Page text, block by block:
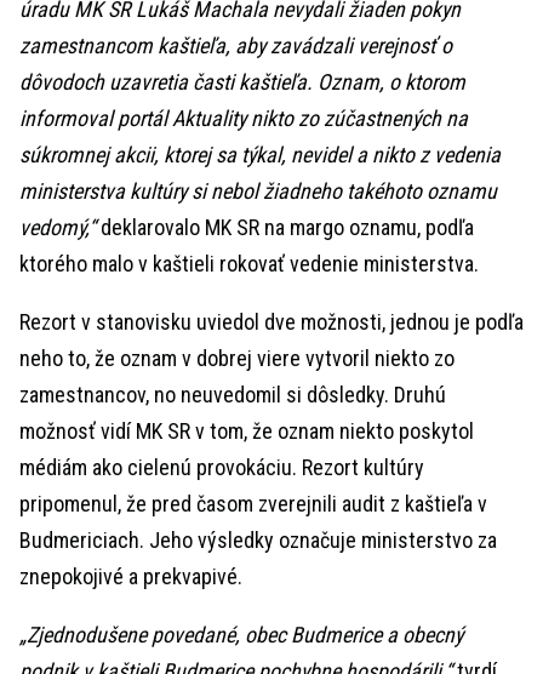
úradu MK SR Lukáš Machala nevydali žiaden pokyn
zamestnancom kaštieľa, aby zavádzali verejnosť o
dôvodoch uzavretia časti kaštieľa. Oznam, o ktorom
informoval portál Aktuality nikto zo zúčastnených na
súkromnej akcii, ktorej sa týkal, nevidel a nikto z vedenia
ministerstva kultúry si nebol žiadneho takéhoto oznamu
vedomý,“deklarovalo MK SR na margo oznamu, podľa
ktorého malo v kaštieli rokovať vedenie ministerstva.
Rezort v stanovisku uviedol dve možnosti, jednou je podľa
neho to, že oznam v dobrej viere vytvoril niekto zo
zamestnancov, no neuvedomil si dôsledky. Druhú
možnosť vidí MK SR v tom, že oznam niekto poskytol
médiám ako cielenú provokáciu. Rezort kultúry
pripomenul, že pred časom zverejnili audit z kaštieľa v
Budmericiach. Jeho výsledky označuje ministerstvo za
znepokojivé a prekvapivé.
„Zjednodušene povedané, obec Budmerice a obecný